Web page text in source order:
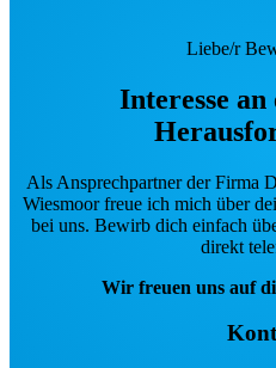
Liebe/r
Interesse an
Als Ansprechpartner der Firma
Wiesmoor freue ich mich über
bei uns. Bewirb dich einfach
direkt
Wir freuen uns auf